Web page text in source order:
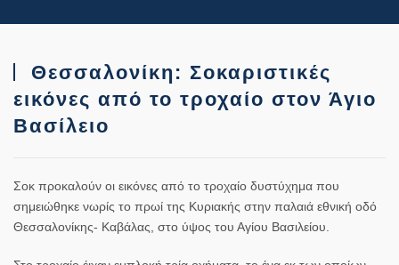
Θεσσαλονίκη: Σοκαριστικές
εικόνες από το τροχαίο στον Άγιο
Βασίλειο
Σοκ προκαλούν οι εικόνες από το τροχαίο δυστύχημα που
σημειώθηκε νωρίς το πρωί της Κυριακής στην παλαιά εθνική οδό
Θεσσαλονίκης- Καβάλας, στο ύψος του Αγίου Βασιλείου